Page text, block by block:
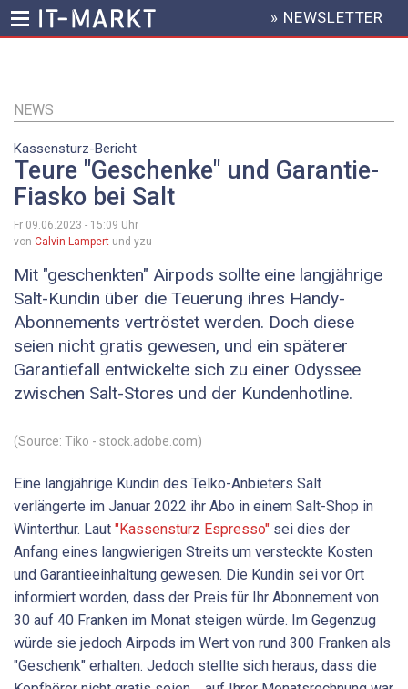
Inhalt
HEADER
MENU
» NEWSLETTER
NEWS
Kassensturz-Bericht
Teure "Geschenke" und Garantie-
Fiasko bei Salt
Fr 09.06.2023 - 15:09 Uhr
von Calvin Lampert und yzu
Mit "geschenkten" Airpods sollte eine langjährige
Salt-Kundin über die Teuerung ihres Handy-
Abonnements vertröstet werden. Doch diese
seien nicht gratis gewesen, und ein späterer
Garantiefall entwickelte sich zu einer Odyssee
zwischen Salt-Stores und der Kundenhotline.
(Source: Tiko - stock.adobe.com)
Eine langjährige Kundin des Telko-Anbieters Salt
verlängerte im Januar 2022 ihr Abo in einem Salt-Shop in
Winterthur. Laut "Kassensturz Espresso" sei dies der
Anfang eines langwierigen Streits um versteckte Kosten
und Garantieeinhaltung gewesen. Die Kundin sei vor Ort
informiert worden, dass der Preis für Ihr Abonnement von
30 auf 40 Franken im Monat steigen würde. Im Gegenzug
würde sie jedoch Airpods im Wert von rund 300 Franken als
"Geschenk" erhalten. Jedoch stellte sich heraus, dass die